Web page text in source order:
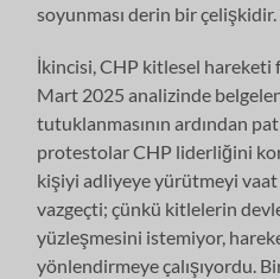
soyunması derin bir çelişkidir.
İkincisi, CHP kitlesel hareketi
Mart 2025 analizinde
tutuklanmasının ardından
protestolar CHP liderliğini
kişiyi adliyeye yürütmeyi
vazgeçti; çünkü kitlelerin
yüzleşmesini istemiyor,
yönlendirmeye çalışıyordu.